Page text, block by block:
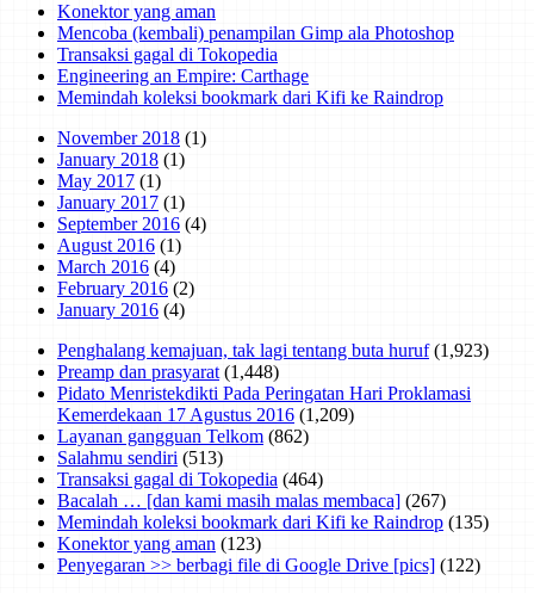
Konektor yang aman
Mencoba (kembali) penampilan Gimp ala Photoshop
Transaksi gagal di Tokopedia
Engineering an Empire: Carthage
Memindah koleksi bookmark dari Kifi ke Raindrop
November 2018 (1)
January 2018 (1)
May 2017 (1)
January 2017 (1)
September 2016 (4)
August 2016 (1)
March 2016 (4)
February 2016 (2)
January 2016 (4)
Penghalang kemajuan, tak lagi tentang buta huruf (1,923)
Preamp dan prasyarat (1,448)
Pidato Menristekdikti Pada Peringatan Hari Proklamasi
Kemerdekaan 17 Agustus 2016 (1,209)
Layanan gangguan Telkom (862)
Salahmu sendiri (513)
Transaksi gagal di Tokopedia (464)
Bacalah … [dan kami masih malas membaca] (267)
Memindah koleksi bookmark dari Kifi ke Raindrop (135)
Konektor yang aman (123)
Penyegaran >> berbagi file di Google Drive [pics] (122)